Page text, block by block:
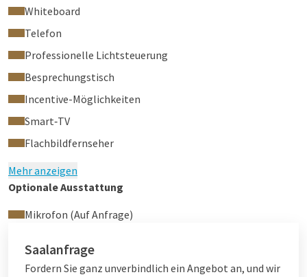
Whiteboard
Telefon
Professionelle Lichtsteuerung
Besprechungstisch
Incentive-Möglichkeiten
Smart‑TV
Flachbildfernseher
Mehr anzeigen
Optionale Ausstattung
Mikrofon (Auf Anfrage)
Saalanfrage
Fordern Sie ganz unverbindlich ein Angebot an, und wir